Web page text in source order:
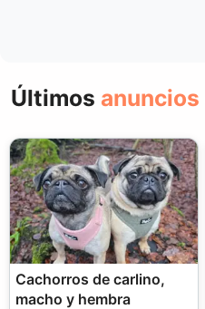
Últimos anuncios
Cachorros de carlino,
macho y hembra